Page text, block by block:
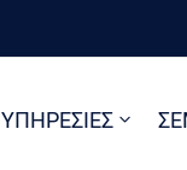
ΥΠΗΡΕΣΙΕΣ